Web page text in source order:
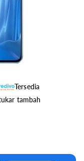
Tersedia
tambah